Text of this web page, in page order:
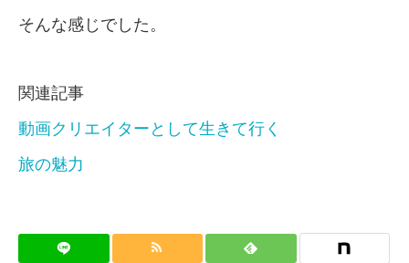
そんな感じでした。
関連記事
動画クリエイターとして生きて行く
旅の魅力